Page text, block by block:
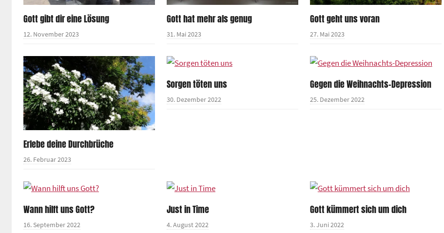
Gott gibt dir eine Lösung
12. November 2023
Gott hat mehr als genug
31. Mai 2023
Gott geht uns voran
27. Mai 2023
Erlebe deine Durchbrüche
26. Februar 2023
Sorgen töten uns
30. Dezember 2022
Gegen die Weihnachts-Depression
25. Dezember 2022
Wann hilft uns Gott?
16. September 2022
Just in Time
4. August 2022
Gott kümmert sich um dich
3. Juni 2022